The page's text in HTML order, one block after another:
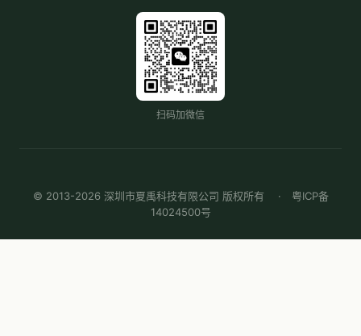
扫码加微信
© 2013-2026 深圳市夏禹科技有限公司 版权所有 · 粤ICP备
14024500号